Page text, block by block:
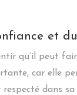
et
qu’il peut
car elle
respecté dans